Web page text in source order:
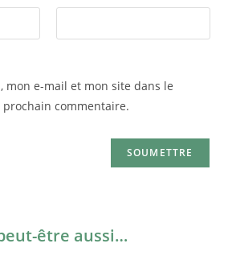
mon e-mail et mon site dans le
commentaire.
être aussi…